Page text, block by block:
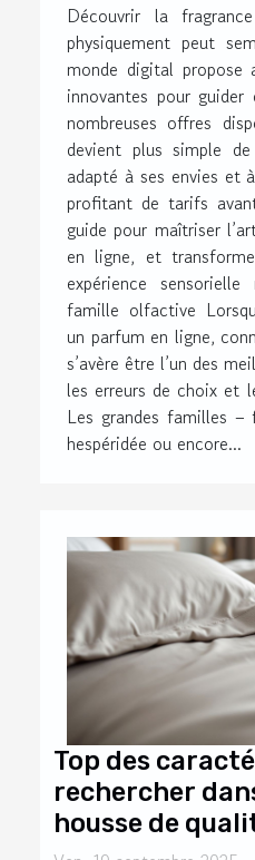
Découvrir la
physiquement peut
monde digital propose
innovantes pour
nombreuses offres
devient plus simple
adapté à ses envies et
profitant de tarifs
guide pour maîtriser
en ligne, et
expérience
famille olfactive
un parfum en ligne,
s’avère être l’un des
les erreurs de choix et
Les grandes familles –
hespéridée ou encore...
Top des
rechercher
housse de